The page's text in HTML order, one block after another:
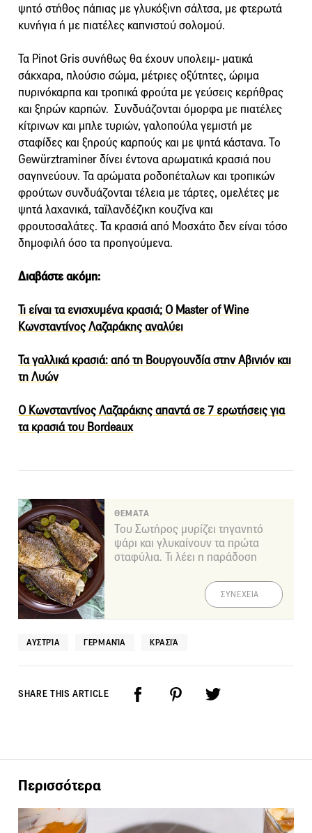
ψητό στήθος πάπιας με γλυκόξινη σάλτσα, με φτερωτά
κυνήγια ή με πιατέλες καπνιστού σολομού.
Τα Pinot Gris συνήθως θα έχουν υπολειμ- ματικά
σάκχαρα, πλούσιο σώμα, μέτριες οξύτητες, ώριμα
πυρινόκαρπα και τροπικά φρούτα με γεύσεις κερήθρας
και ξηρών καρπών. Συνδυάζονται όμορφα με πιατέλες
κίτρινων και μπλε τυριών, γαλοπούλα γεμιστή με
σταφίδες και ξηρούς καρπούς και με ψητά κάστανα. Το
Gewürztraminer δίνει έντονα αρωματικά κρασιά που
σαγηνεύουν. Τα αρώματα ροδοπέταλων και τροπικών
φρούτων συνδυάζονται τέλεια με τάρτες, ομελέτες με
ψητά λαχανικά, ταϊλανδέζικη κουζίνα και
φρουτοσαλάτες. Τα κρασιά από Μοσχάτο δεν είναι τόσο
δημοφιλή όσο τα προηγούμενα.
Διαβάστε ακόμη:
Τι είναι τα ενισχυμένα κρασιά; Ο Master of Wine
Κωνσταντίνος Λαζαράκης αναλύει
Τα γαλλικά κρασιά: από τη Βουργουνδία στην Αβινιόν και
τη Λυών
Ο Κωνσταντίνος Λαζαράκης απαντά σε 7 ερωτήσεις για
τα κρασιά του Bordeaux
ΘΕΜΑΤΑ
Του Σωτήρος μυρίζει τηγανητό
ψάρι και γλυκαίνουν τα πρώτα
σταφύλια. Τι λέει η παράδοση
ΣΥΝΕΧΕΙΑ
ΑΥΣΤΡΊΑ ΓΕΡΜΑΝΊΑ ΚΡΑΣΙΆ
SHARE THIS ARTICLE
Περισσότερα